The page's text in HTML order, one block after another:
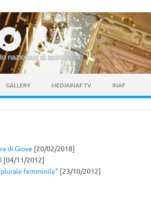
nazionale di astrofisica
GALLERY MEDIAINAF TV INAF
di Giove [20/02/2018]
[04/11/2012]
femminile” [23/10/2012]